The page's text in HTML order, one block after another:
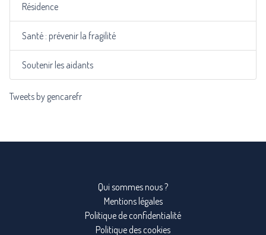
Résidence
Santé : prévenir la fragilité
Soutenir les aidants
Tweets by gencarefr
Qui sommes nous ?
Mentions légales
Politique de confidentialité
Politique des cookies